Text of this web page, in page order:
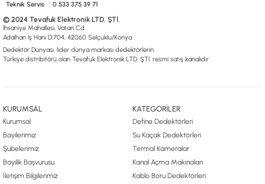
Teknik Servis
0 533 375 39 71
© 2024 Tevafuk Elektronik LTD. ŞTİ.
İhsaniye Mahallesi, Vatan Cd.
Adalhan İş Hanı D:704, 42060 Selçuklu/Konya
Dedektör Dünyası, lider dünya markası dedektörlerin
Türkiye distribitörü olan Tevafuk Elektronik LTD. ŞTİ. resmi satış kanalıdır.
KURUMSAL
Kurumsal
Bayilerimiz
Şubelerimiz
Bayilik Başvurusu
İletişim Bilgilerimiz
KATEGORİLER
Define Dedektörleri
Su Kaçak Dedektörleri
Termal Kameralar
Kanal Açma Makinaları
Kablo Boru Dedektörleri